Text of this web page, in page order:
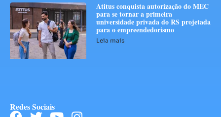
Atitus conquista autorização do MEC
para se tornar a primeira
universidade privada do RS projetada
para o empreendedorismo
Leia mais
Redes Sociais